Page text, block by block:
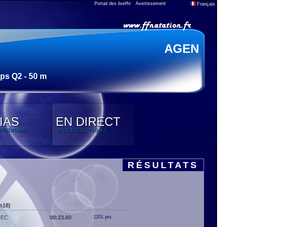
Portail des liveffn Avertissement Français
AGEN
Q2 - 50 m
EN DIRECT
VIVEZ L'ACTION !
RÉSULTATS
00:23.60 1201 pts